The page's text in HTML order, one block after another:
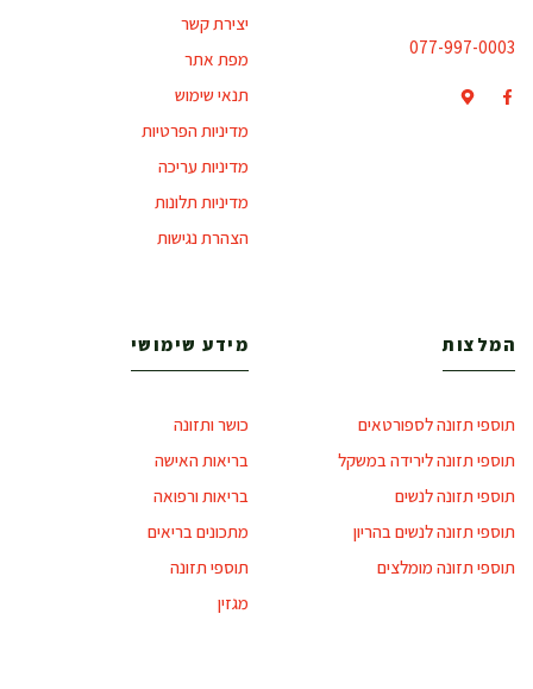
077-997-0003
יצירת קשר
מפת אתר
תנאי שימוש
מדיניות הפרטיות
מדיניות עריכה
מדיניות תלונות
הצהרת נגישות
המלצות
תוספי תזונה לספורטאים
תוספי תזונה לירידה במשקל
תוספי תזונה לנשים
תוספי תזונה לנשים בהריון
תוספי תזונה מומלצים
מידע שימושי
כושר ותזונה
בריאות האישה
בריאות ורפואה
מתכונים בריאים
תוספי תזונה
מגזין